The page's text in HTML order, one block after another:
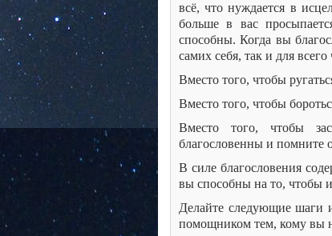
всё, что нуждается в
больше в вас
способны. Когда вы
самих себя, так и для
Вместо того, чтобы
Вместо того, чтобы
Вместо того, чтобы
благословенны и помните
В силе благословения
вы способны на то, чтобы
Делайте следующие шаги
помощником тем, кому вы